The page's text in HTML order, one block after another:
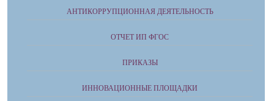
АНТИКОРРУПЦИОННАЯ ДЕЯТЕЛЬНОСТЬ
ОТЧЕТ ИП ФГОС
ПРИКАЗЫ
ИННОВАЦИОННЫЕ ПЛОЩАДКИ